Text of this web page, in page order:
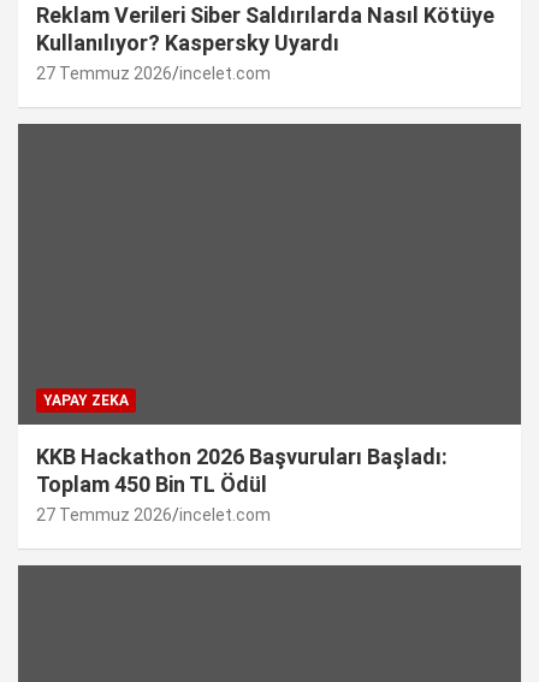
Reklam Verileri Siber Saldırılarda Nasıl Kötüye
Kullanılıyor? Kaspersky Uyardı
27 Temmuz 2026 incelet.com
YAPAY ZEKA
KKB Hackathon 2026 Başvuruları Başladı:
Toplam 450 Bin TL Ödül
27 Temmuz 2026 incelet.com